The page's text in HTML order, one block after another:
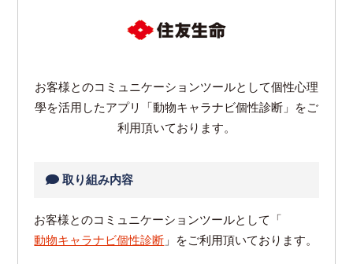
お客様とのコミュニケーションツールとして個性心理
學を活用したアプリ「動物キャラナビ個性診断」をご
利用頂いております。
取り組み内容
お客様とのコミュニケーションツールとして「
動物キャラナビ個性診断 」をご利用頂いております。